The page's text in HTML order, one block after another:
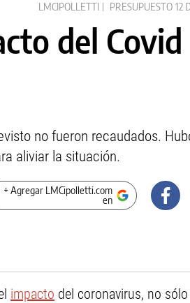
LMCIPOLLETTI PRESUPUESTO 12
del Covid
no fueron recaudados.
aliviar la situación.
+ Agregar LMCipolletti.com
en
impacto del coronavirus, no